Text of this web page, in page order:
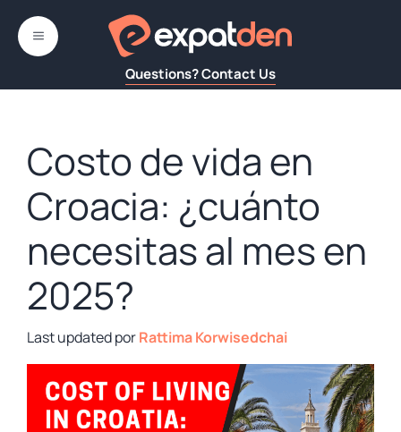
contenido
Questions? Contact Us
MENÚ
Costo de vida en
Croacia: ¿cuánto
necesitas al mes en
2025?
porRattima Korwisedchai